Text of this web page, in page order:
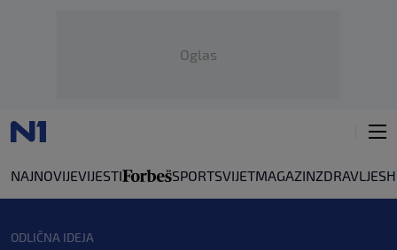
Oglas
NAJNOVIJEVIJESTI SPORTSVIJETMAGAZINZDRAVLJE
ODLIČNA IDEJA